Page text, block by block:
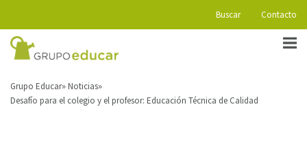
Buscar Contacto
Grupo Educar Noticias
Desafío para el colegio y el profesor: Educación Técnica de Calidad